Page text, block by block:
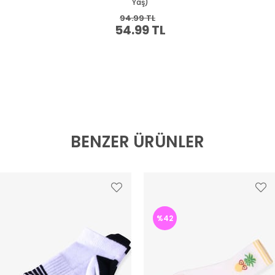
BENZER ÜRÜNLER
%42